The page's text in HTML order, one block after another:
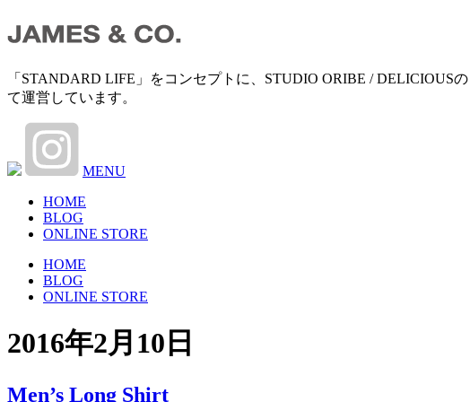
「STANDARD LIFE」をコンセプトに、STUDIO ORIBE /
て運営しています。
MENU
HOME
BLOG
ONLINE STORE
HOME
BLOG
ONLINE STORE
2016年2月10日
Men’s Long Shirt